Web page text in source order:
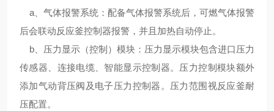
a、气体报警系统：配备气体报警系统后，可燃气体报警
后会联动反应釜控制器报警，并且加热自动停止。
b、压力显示（控制）模块：压力显示模块包含进口压力
传感器、连接电缆、智能显示控制器。压力控制模块额外
添加气动背压阀及电子压力控制器。压力范围视反应釜耐
压配置。